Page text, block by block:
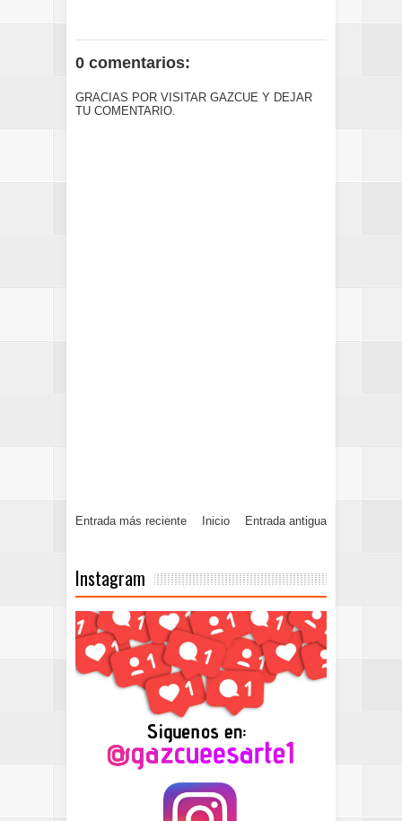
0 comentarios:
GRACIAS POR VISITAR GAZCUE Y DEJAR
TU COMENTARIO.
Entrada más reciente Entrada antigua
Inicio
Instagram